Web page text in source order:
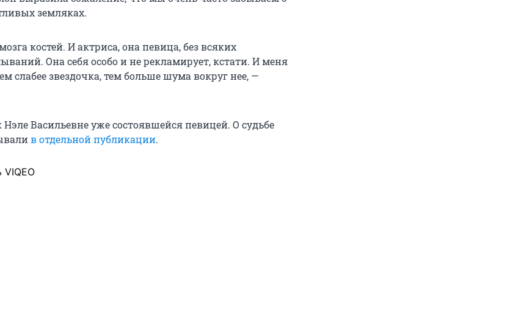
земляках.
костей. И актриса, она певица, без всяких
Она себя особо и не рекламирует, кстати. И меня
слабее звездочка, тем больше шума вокруг нее, —
Васильевне уже состоявшейся певицей. О судьбе
в отдельной публикации.
VIQEO